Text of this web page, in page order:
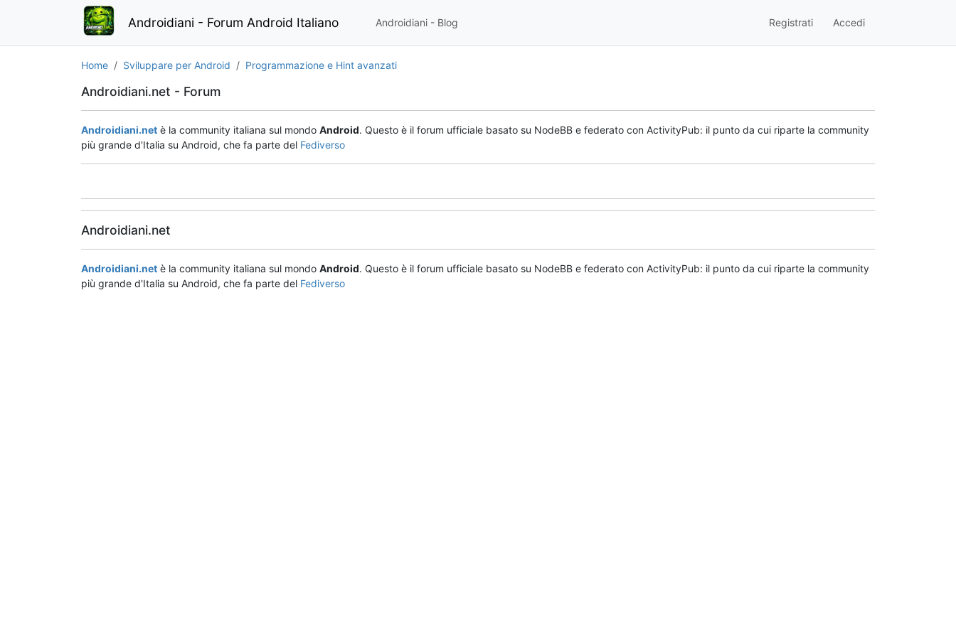
Androidiani - Forum Android Italiano Androidiani - Blog Registrati Accedi
Home Sviluppare per Android Programmazione e Hint avanzati
Androidiani.net - Forum
Androidiani.net è la community italiana sul mondo Android. Questo è il forum ufficiale basato su NodeBB e federato con ActivityPub: il punto da cui riparte la community
più grande d'Italia su Android, che fa parte del Fediverso
Androidiani.net
Androidiani.net è la community italiana sul mondo Android. Questo è il forum ufficiale basato su NodeBB e federato con ActivityPub: il punto da cui riparte la community
più grande d'Italia su Android, che fa parte del Fediverso